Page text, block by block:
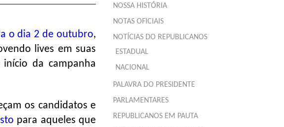
o dia 2 de outubro,
lives em suas
da campanha
os candidatos e
para aqueles que
NOSSA HISTÓRIA
NOTAS OFICIAIS
NOTÍCIAS DO REPUBLICANOS
ESTADUAL
NACIONAL
PALAVRA DO PRESIDENTE
PARLAMENTARES
REPUBLICANOS EM PAUTA